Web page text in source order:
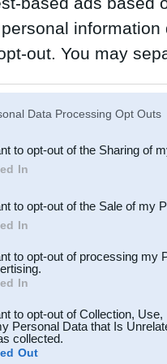
out. You may
Participants
Data Processing Opt Outs
to opt-out of the Sharing of
In
to opt-out of the Sale of my
In
to opt-out of processing my
In
to opt-out of Collection,
Personal Data that Is
collected.
Out